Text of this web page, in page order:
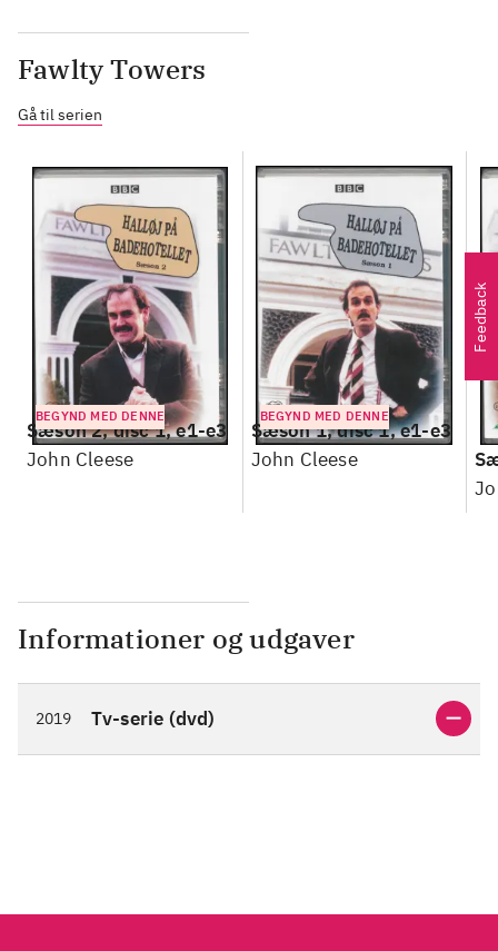
Fawlty Towers
Gå til serien
BEGYND MED DENNE
Sæson 2, disc 1, e1-e3
John Cleese
BEGYND MED DENNE
Sæson 1, disc 1, e1-e3
John Cleese
Informationer og udgaver
2019 Tv-serie (dvd)
Feedback